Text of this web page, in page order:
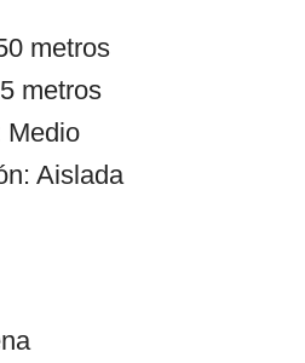
metros
metros
Medio
Aislada